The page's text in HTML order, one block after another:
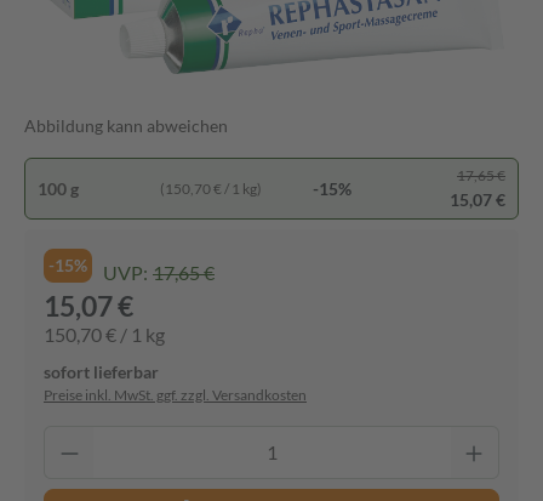
Abbildung kann abweichen
100 g (150,70 € / 1 kg) -15%
17,65 €
15,07 €
-15% UVP: 17,65 €
15,07 €
150,70 € / 1 kg
sofort lieferbar
Preise inkl. MwSt. ggf. zzgl. Versandkosten